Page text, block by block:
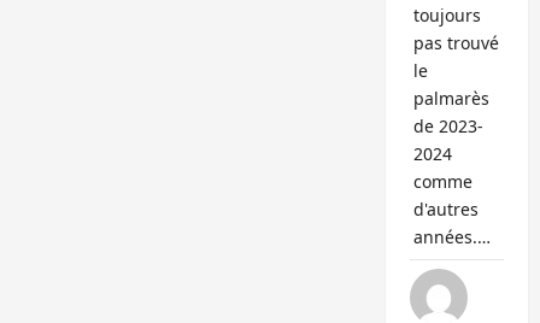
toujours
pas trouvé
le
palmarès
de 2023-
2024
comme
d'autres
années.…